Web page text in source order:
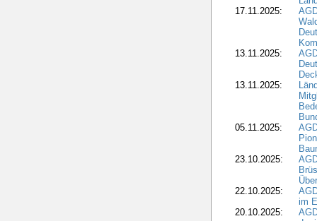
17.11.2025:
13.11.2025:
13.11.2025:
05.11.2025:
23.10.2025:
22.10.2025:
im
20.10.2025: